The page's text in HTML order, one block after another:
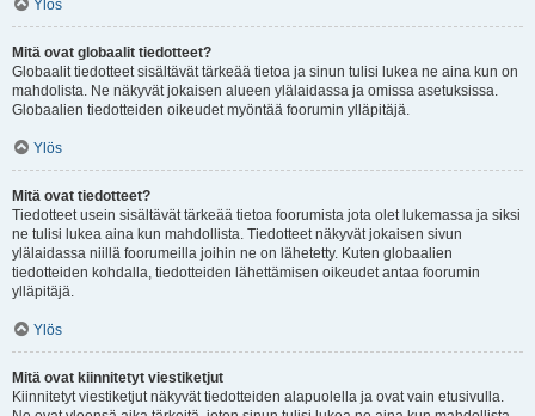
Ylös
Mitä ovat globaalit tiedotteet?
Globaalit tiedotteet sisältävät tärkeää tietoa ja sinun tulisi lukea ne aina kun on
mahdolista. Ne näkyvät jokaisen alueen ylälaidassa ja omissa asetuksissa.
Globaalien tiedotteiden oikeudet myöntää foorumin ylläpitäjä.
Ylös
Mitä ovat tiedotteet?
Tiedotteet usein sisältävät tärkeää tietoa foorumista jota olet lukemassa ja siksi
ne tulisi lukea aina kun mahdollista. Tiedotteet näkyvät jokaisen sivun
ylälaidassa niillä foorumeilla joihin ne on lähetetty. Kuten globaalien
tiedotteiden kohdalla, tiedotteiden lähettämisen oikeudet antaa foorumin
ylläpitäjä.
Ylös
Mitä ovat kiinnitetyt viestiketjut
Kiinnitetyt viestiketjut näkyvät tiedotteiden alapuolella ja ovat vain etusivulla.